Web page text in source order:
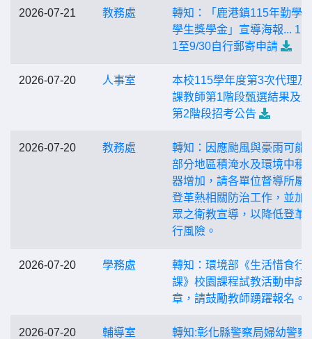
2026-07-21 教務處
轉知：「鹿港鎮115年勤學
學生獎學金」宣導海報...
1至9/30自行郵寄申請
2026-07-20 人事室
本校115學年度第3次代理及
課教師第1階段甄選結果及
第2階段招考公告
2026-07-20 教務處
轉知：因應颱風與豪雨可能
部分地區積淹水及環境中積
器增加，請各單位督導所屬
登革熱相關防治工作，並加
眾之衛教宣導，以降低登革
行風險。
2026-07-20 學務處
轉知：環境部《生活惜食行
課》校園課程試教活動申請
章，請鼓勵教師踴躍報名。
2026-07-20 輔導室
轉知:彰化縣警察局婦幼警察